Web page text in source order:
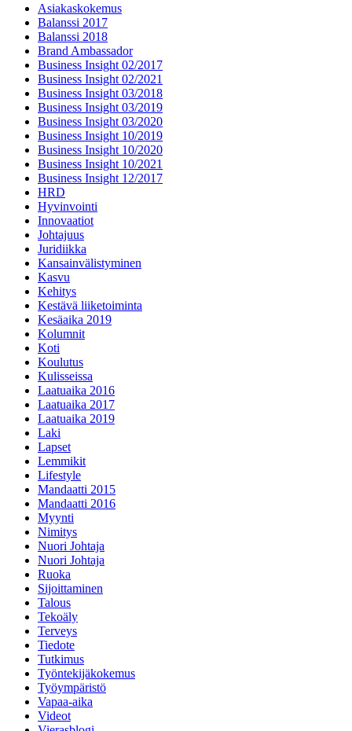
Asiakaskokemus
Balanssi 2017
Balanssi 2018
Brand Ambassador
Business Insight 02/2017
Business Insight 02/2021
Business Insight 03/2018
Business Insight 03/2019
Business Insight 03/2020
Business Insight 10/2019
Business Insight 10/2020
Business Insight 10/2021
Business Insight 12/2017
HRD
Hyvinvointi
Innovaatiot
Johtajuus
Juridiikka
Kansainvälistyminen
Kasvu
Kehitys
Kestävä liiketoiminta
Kesäaika 2019
Kolumnit
Koti
Koulutus
Kulisseissa
Laatuaika 2016
Laatuaika 2017
Laatuaika 2019
Laki
Lapset
Lemmikit
Lifestyle
Mandaatti 2015
Mandaatti 2016
Myynti
Nimitys
Nuori Johtaja
Nuori Johtaja
Ruoka
Sijoittaminen
Talous
Tekoäly
Terveys
Tiedote
Tutkimus
Työntekijäkokemus
Työympäristö
Vapaa-aika
Videot